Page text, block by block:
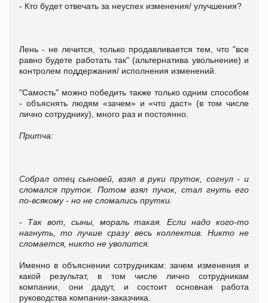
- Кто будет отвечать за неуспех изменения/ улучшения?
Лень - не лечится, только продавливается тем, что "все
равно будете работать так" (альтернатива увольнение) и
контролем поддержания/ исполнения изменений.
"Самость" можно победить также только одним способом
- объяснять людям «зачем» и «что даст» (в том числе
лично сотруднику), много раз и постоянно.
Притча:
Собрал отец сыновей, взял в руки пруток, согнул - и
сломался пруток. Потом взял пучок, стал гнуть его
по-всякому - но не сломались прутки.
- Так вот, сыны, мораль такая. Если надо кого-то
нагнуть, то лучше сразу весь коллектив. Никто не
сломается, никто не уволится.
Именно в объяснении сотрудникам: зачем изменения и
какой результат, в том числе лично сотрудникам
компании, они дадут, и состоит основная работа
руководства компании-заказчика.